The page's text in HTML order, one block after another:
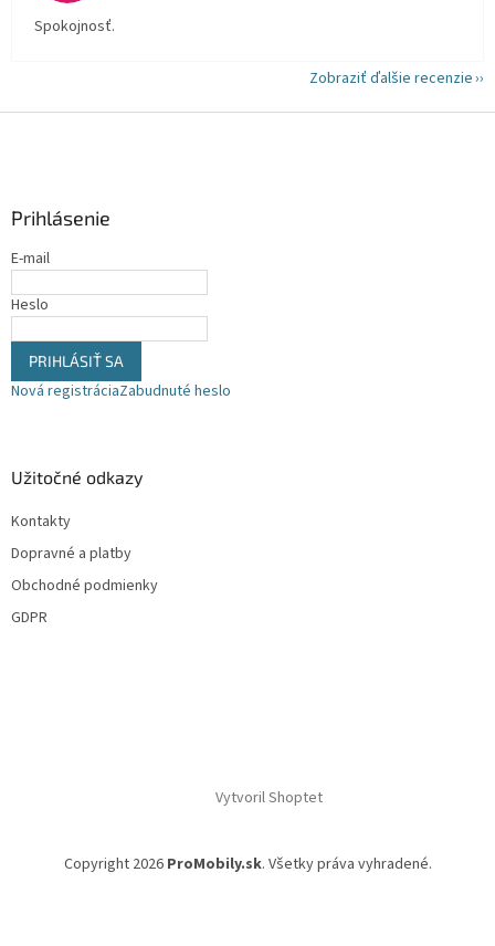
Spokojnosť.
Zobraziť ďalšie recenzie
Prihlásenie
E-mail
Heslo
PRIHLÁSIŤ SA
Nová registráciaZabudnuté heslo
Užitočné odkazy
Kontakty
Dopravné a platby
Obchodné podmienky
GDPR
Vytvoril Shoptet
Copyright 2026 ProMobily.sk. Všetky práva vyhradené.